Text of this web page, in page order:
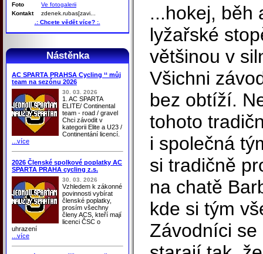
Foto
Ve fotogalerii
Kontakt
zdenek.rubas[zavi...
.: Chcete vědět více? :.
Nástěnka
AC SPARTA PRAHSA Cycling ‘‘ můj
team na sezónu 2026
30. 03. 2026
1. AC SPARTA
ELITE/ Continental
team - road / gravel
Chci závodit v
kategorii Elite a U23 /
Continentání licencí.
...více
2026 Členské spolkové poplatky AC
SPARTA PRAHA cycling z.s.
30. 03. 2026
Vzhledem k zákonné
povinnosti vybírat
členské poplatky,
prosím všechny
členy ACS, kteří mají
licenci ČSC o
uhrazení
...více
...hokej, běh
lyžařské
většinou v
Všichni
bez obtíží.
tohoto
i společná
si tradičně
na chatě
kde si tým
Závodníci